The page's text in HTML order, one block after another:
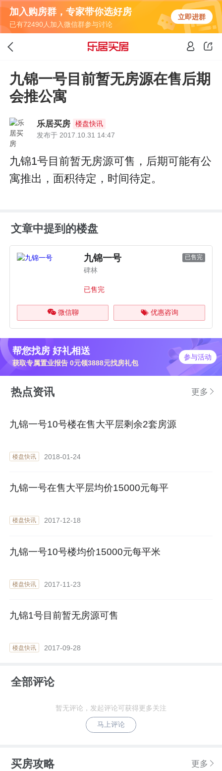
加入购房群，专家带你选好房
已有72490人加入微信群参与讨论
立即进群
九锦一号目前暂无房源在售后期
会推公寓
乐居买房
楼盘快讯
发布于 2017.10.31 14:47
九锦1号目前暂无房源可售，后期可能有公
寓推出，面积待定，时间待定。
文章中提到的楼盘
九锦一号 已售完
碑林
已售完
微信聊 优惠咨询
帮您找房 好礼相送
获取专属置业报告 0元领3888元找房礼包
参与活动
热点资讯 更多
九锦一号10号楼在售大平层剩余2套房源
楼盘快讯 2018-01-24
九锦一号在售大平层均价15000元每平
楼盘快讯 2017-12-18
九锦一号10号楼均价15000元每平米
楼盘快讯 2017-11-23
九锦1号目前暂无房源可售
楼盘快讯 2017-09-28
全部评论
暂无评论，发起评论可获得更多关注
马上评论
买房攻略 更多